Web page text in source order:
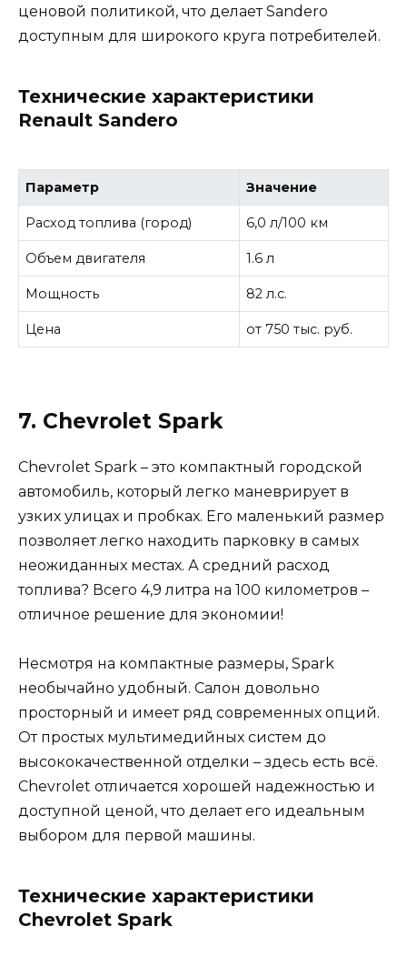
ценовой политикой, что делает Sandero
доступным для широкого круга потребителей.
Технические характеристики
Renault Sandero
Параметр Значение
Расход топлива (город) 6,0 л/100 км
Объем двигателя 1.6 л
Мощность 82 л.с.
Цена от 750 тыс. руб.
7. Chevrolet Spark
Chevrolet Spark – это компактный городской
автомобиль, который легко маневрирует в
узких улицах и пробках. Его маленький размер
позволяет легко находить парковку в самых
неожиданных местах. А средний расход
топлива? Всего 4,9 литра на 100 километров –
отличное решение для экономии!
Несмотря на компактные размеры, Spark
необычайно удобный. Салон довольно
просторный и имеет ряд современных опций.
От простых мультимедийных систем до
высококачественной отделки – здесь есть всё.
Chevrolet отличается хорошей надежностью и
доступной ценой, что делает его идеальным
выбором для первой машины.
Технические характеристики
Chevrolet Spark